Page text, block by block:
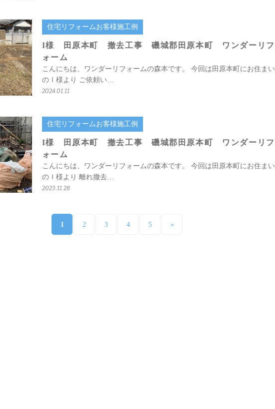
住宅リフォームお客様施工例
I様 田原本町 撤去工事 磯城郡田原本町 ワンダーリフ
ォーム
こんにちは、ワンダーリフォームの森本です。 今回は田原本町にお住まい
のＩ様より ご依頼い…
2024.01.11
住宅リフォームお客様施工例
I様 田原本町 撤去工事 磯城郡田原本町 ワンダーリフ
ォーム
こんにちは、ワンダーリフォームの森本です。 今回は田原本町にお住まい
のＩ様より 離れ撤去…
2023.11.28
1 2 3 4 5 »